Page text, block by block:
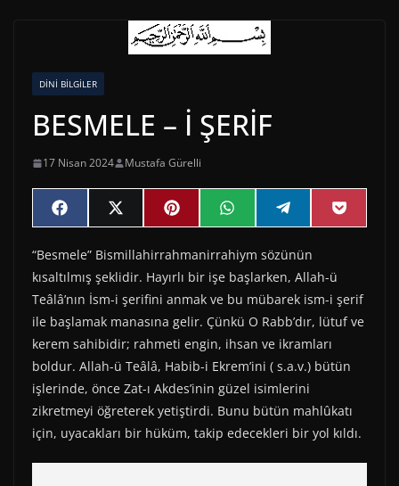
DINI BILGILER
BESMELE – İ ŞERİF
17 Nisan 2024 Mustafa Gürelli
Share
on
F
a
e
b
o
o
k
Share
on
X
(
w
i
t
t
e
r
)
Share
on
P
i
t
e
r
e
s
t
Share
on
W
h
t
s
A
p
p
Share
on
e
e
g
r
a
m
Share
on
P
o
“Besmele” Bismillahirrahmanirrahiym sözünün
kısaltılmış şeklidir. Hayırlı bir işe başlarken, Allah-ü
Teâlâ’nın İsm-i şerifini anmak ve bu mübarek ism-i şerif
ile başlamak manasına gelir. Çünkü O Rabb’dır, lütuf ve
kerem sahibidir; rahmeti engin, ihsan ve ikramları
boldur. Allah-ü Teâlâ, Habib-i Ekrem’ini ( s.a.v.) bütün
işlerinde, önce Zat-ı Akdes’inin güzel isimlerini
zikretmeyi öğreterek yetiştirdi. Bunu bütün mahlûkatı
için, uyacakları bir hüküm, takip edecekleri bir yol kıldı.